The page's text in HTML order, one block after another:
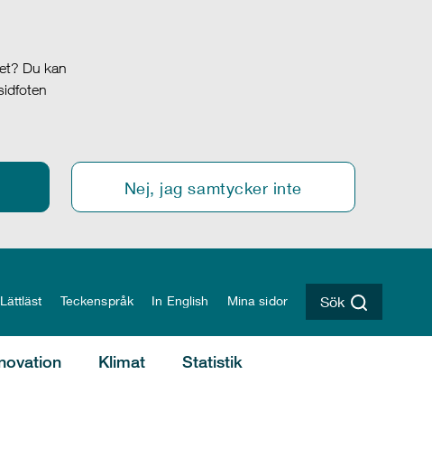
Du kan
Nej, jag samtycker inte
Lättläst Teckenspråk In English Mina sidor Sök
Klimat Statistik